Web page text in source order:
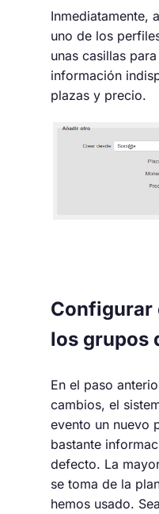
Inmediatamente,
uno de los
unas casillas
información
plazas y precio.
Configurar
los grupos
En el paso
cambios, el
evento un nuevo
bastante
defecto. La
se toma de la
hemos usado.